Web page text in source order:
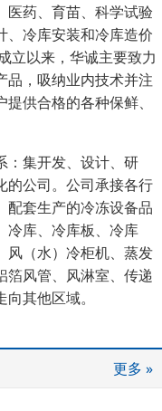
医药、育苗、科学试验
、冷库安装和冷库造价
立以来，华诚主要致力
品，吸纳业内技术并注
供合格的各种保鲜、
：集开发、设计、研
的公司。公司承接各行
配套生产的冷冻设备品
冷库、冷库板、冷库
风（水）冷柜机、蒸发
箔风管、风淋室、传递
其他区域。
更多 »